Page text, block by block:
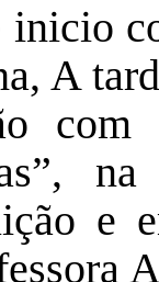
inicio
A
com
e